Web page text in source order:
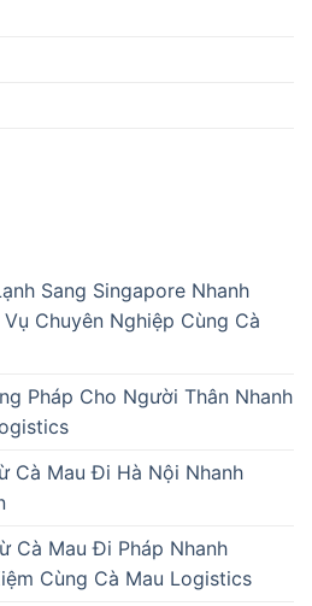
Sang Singapore Nhanh
Chuyên Nghiệp Cùng Cà
Pháp Cho Người Thân Nhanh
Cà Mau Đi Hà Nội Nhanh
Cà Mau Đi Pháp Nhanh
Cùng Cà Mau Logistics